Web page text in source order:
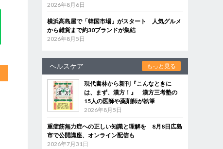
2026年8月6日
横浜高島屋で「韓国市場」がスタート 人気グルメ
から雑貨まで約30ブランドが集結
2026年8月5日
ヘルスケア もっと見る
現代書林から新刊『こんなときに
は、まず、漢方！』 漢方三考塾の
15人の医師や薬剤師が執筆
2026年8月5日
重症筋無力症への正しい知識と理解を 8月8日広島
市で公開講座、オンライン配信も
2026年7月31日